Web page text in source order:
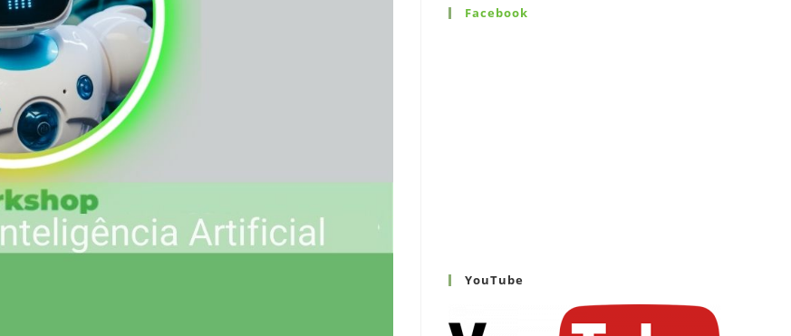
Facebook
YouTube